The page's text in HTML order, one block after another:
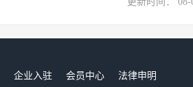
企业入驻 会员中心
法律申明